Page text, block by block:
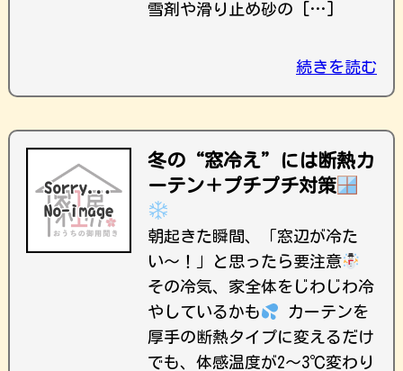
雪剤や滑り止め砂の […]
続きを読む
冬の“窓冷え”には断熱カ
ーテン＋プチプチ対策
朝起きた瞬間、「窓辺が冷た
い〜！」と思ったら要注意
その冷気、家全体をじわじわ冷
やしているかも
カーテンを
厚手の断熱タイプに変えるだけ
でも、体感温度が2〜3℃変わり